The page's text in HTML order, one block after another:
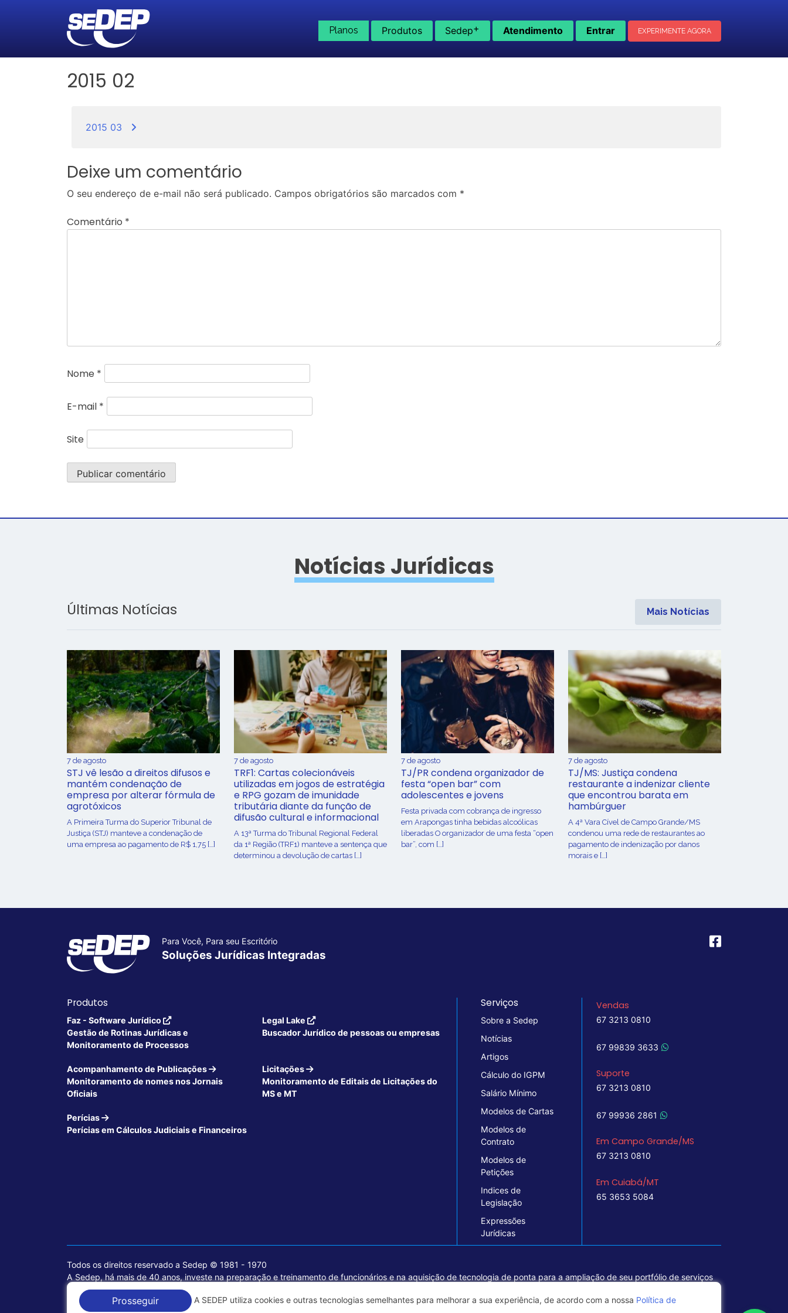
Planos Produtos Sedep+ Atendimento Entrar EXPERIMENTE AGORA
2015 02
Navegação
de
Post
2015 03
Deixe um comentário
O seu endereço de e-mail não será publicado. Campos obrigatórios são marcados com *
Comentário *
Nome *
E-mail *
Site
Notícias Jurídicas
Últimas Notícias Mais Notícias
7 de agosto
STJ vê lesão a direitos difusos e
mantém condenação de
empresa por alterar fórmula de
agrotóxicos
​A Primeira Turma do Superior Tribunal de
Justiça (STJ) manteve a condenação de
uma empresa ao pagamento de R$ 1,75 […]
7 de agosto
TRF1: Cartas colecionáveis
utilizadas em jogos de estratégia
e RPG gozam de imunidade
tributária diante da função de
difusão cultural e informacional
A 13ª Turma do Tribunal Regional Federal
da 1ª Região (TRF1) manteve a sentença que
determinou a devolução de cartas […]
7 de agosto
TJ/PR condena organizador de
festa “open bar” com
adolescentes e jovens
Festa privada com cobrança de ingresso
em Arapongas tinha bebidas alcoólicas
liberadas O organizador de uma festa “open
bar”, com […]
7 de agosto
TJ/MS: Justiça condena
restaurante a indenizar cliente
que encontrou barata em
hambúrguer
A 4ª Vara Cível de Campo Grande/MS
condenou uma rede de restaurantes ao
pagamento de indenização por danos
morais e […]
Para Você, Para seu Escritório
Soluções Jurídicas Integradas
Produtos
Faz - Software Jurídico
Gestão de Rotinas Jurídicas e
Monitoramento de Processos
Legal Lake
Buscador Jurídico de pessoas ou empresas
Acompanhamento de Publicações
Monitoramento de nomes nos Jornais
Oficiais
Licitações
Monitoramento de Editais de Licitações do
MS e MT
Perícias
Perícias em Cálculos Judiciais e Financeiros
Serviços
Sobre a Sedep
Notícias
Artigos
Cálculo do IGPM
Salário Mínimo
Modelos de Cartas
Modelos de
Contrato
Modelos de
Petições
Indices de
Legislação
Expressões
Jurídicas
Vendas
67 3213 0810
67 99839 3633
Suporte
67 3213 0810
67 99936 2861
Em Campo Grande/MS
67 3213 0810
Em Cuiabá/MT
65 3653 5084
Todos os direitos reservado a Sedep © 1981 - 1970
A Sedep, há mais de 40 anos, investe na preparação e treinamento de funcionários e na aquisição de tecnologia de ponta para a ampliação de seu portfólio de serviços
voltados para a área jurídica, que contemplam informações seguras e excelentes soluções empresariais.
Prosseguir A SEDEP utiliza cookies e outras tecnologias semelhantes para melhorar a sua experiência, de acordo com a nossa Política de